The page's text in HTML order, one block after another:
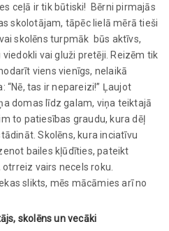
ceļā ir tik būtiski! Bērni pirmajās
skolotājam, tāpēc lielā mērā tieši
skolēns turpmāk būs aktīvs,
vai gluži pretēji. Reizēm tik
viens vienīgs, nelaikā
“Nē, tas ir nepareizi!” Ļaujot
domas līdz galam, viņa teiktajā
to patiesības graudu, kura dēļ
Skolēns, kura inciatīvu
bailes kļūdīties, pateikt
vairs necels roku.
slikts, mēs mācāmies arī no
skolēns un vecāki